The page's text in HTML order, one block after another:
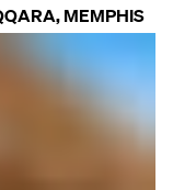
MEMPHIS